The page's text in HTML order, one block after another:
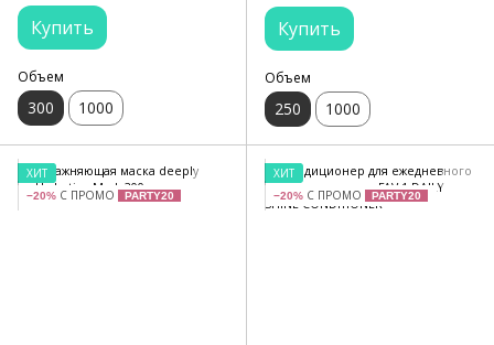
Купить
Объем
300 1000
Купить
Объем
250 1000
ХИТ
−20% С ПРОМО PARTY20
ХИТ
−20% С ПРОМО PARTY20